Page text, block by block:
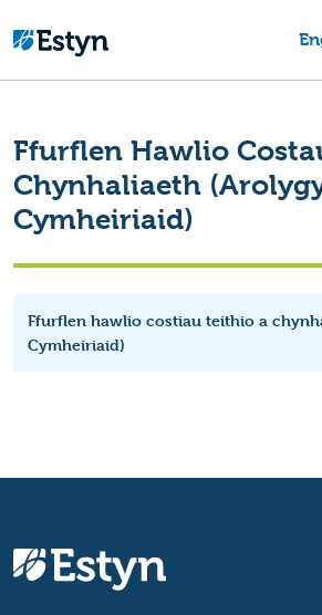
Ffurflen Hawlio
Chynhaliaeth
Cymheiriaid)
Ffurflen hawlio costiau teithio a
Cymheiriaid)